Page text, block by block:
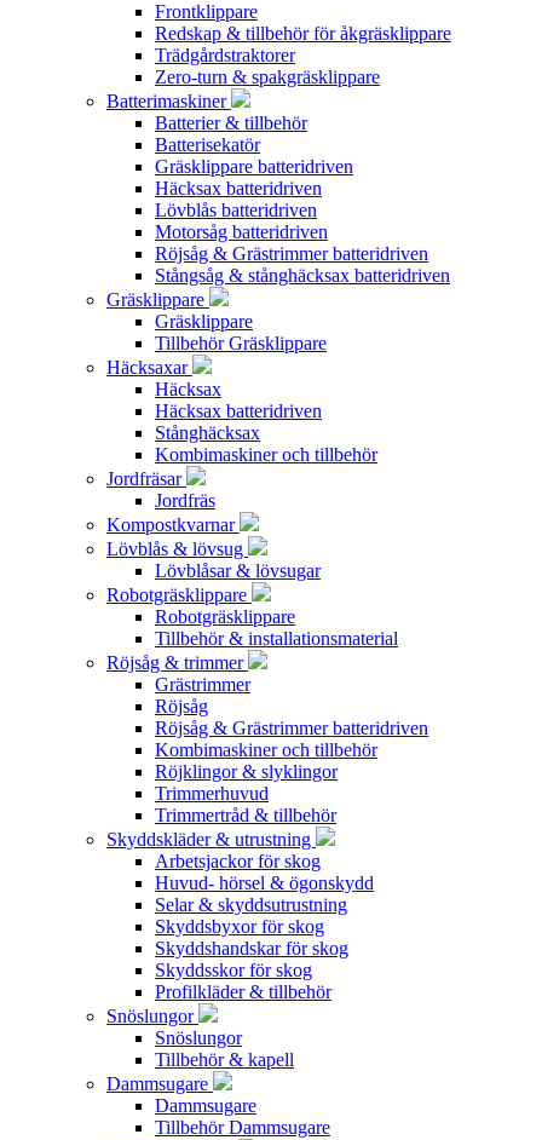
Frontklippare
Redskap & tillbehör för åkgräsklippare
Trädgårdstraktorer
Zero-turn & spakgräsklippare
Batterimaskiner
Batterier & tillbehör
Batterisekatör
Gräsklippare batteridriven
Häcksax batteridriven
Lövblås batteridriven
Motorsåg batteridriven
Röjsåg & Grästrimmer batteridriven
Stångsåg & stånghäcksax batteridriven
Gräsklippare
Gräsklippare
Tillbehör Gräsklippare
Häcksaxar
Häcksax
Häcksax batteridriven
Stånghäcksax
Kombimaskiner och tillbehör
Jordfräsar
Jordfräs
Kompostkvarnar
Lövblås & lövsug
Lövblåsar & lövsugar
Robotgräsklippare
Robotgräsklippare
Tillbehör & installationsmaterial
Röjsåg & trimmer
Grästrimmer
Röjsåg
Röjsåg & Grästrimmer batteridriven
Kombimaskiner och tillbehör
Röjklingor & slyklingor
Trimmerhuvud
Trimmertråd & tillbehör
Skyddskläder & utrustning
Arbetsjackor för skog
Huvud- hörsel & ögonskydd
Selar & skyddsutrustning
Skyddsbyxor för skog
Skyddshandskar för skog
Skyddsskor för skog
Profilkläder & tillbehör
Snöslungor
Snöslungor
Tillbehör & kapell
Dammsugare
Dammsugare
Tillbehör Dammsugare